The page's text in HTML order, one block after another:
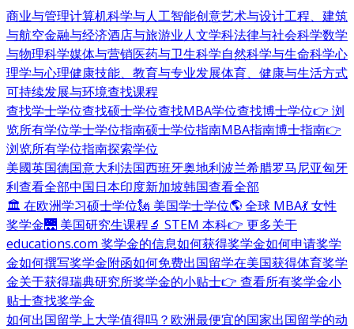
商业与管理计算机科学与人工智能创意艺术与设计工程、建筑
与航空金融与经济酒店与旅游业人文学科法律与社会科学数学
与物理科学媒体与营销医药与卫生科学自然科学与生命科学心
理学与心理健康技能、教育与专业发展体育、健康与生活方式
可持续发展与环境查找课程
查找学士学位查找硕士学位查找MBA学位查找博士学位👉 浏
览所有学位学士学位指南硕士学位指南MBA指南博士指南👉
浏览所有学位指南探索学位
美國英国德国意大利法国西班牙奥地利波兰希腊罗马尼亚匈牙
利查看全部中国日本印度新加坡韩国查看全部
🏛 在欧洲学习硕士学位🗽 美国学士学位🌎 全球 MBA💃 女性
奖学金🌉 美国研究生课程🔬 STEM 本科👉 更多关于
educations.com 奖学金的信息如何获得奖学金如何申请奖学
金如何撰写奖学金附函如何免费出国留学在美国获得体育奖学
金关于获得瑞典研究所奖学金的小贴士👉 查看所有奖学金小
贴士查找奖学金
如何出国留学上大学值得吗？ 欧洲最便宜的国家出国留学的动